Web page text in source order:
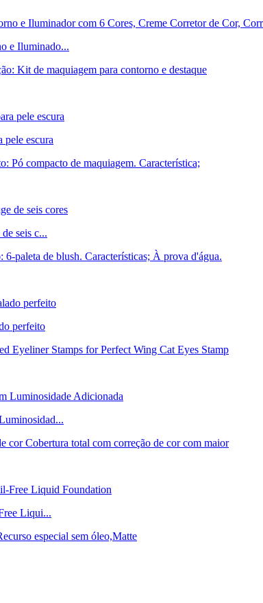
e Iluminado...
Kit de maquiagem para contorno e destaque
pele escura
Pó compacto de maquiagem. Característica;
seis c...
paleta de blush. Características; À prova d'água.
perfeito
Eyeliner Stamps for Perfect Wing Cat Eyes Stamp
cor Cobertura total com correção de cor com maior
Liqui...
especial sem óleo,Matte